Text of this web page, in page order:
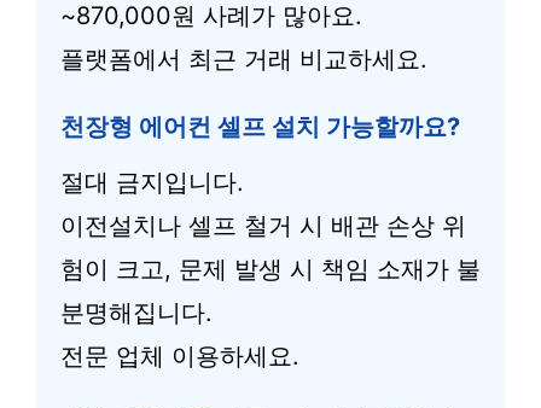
~870,000원 사례가 많아요.
플랫폼에서 최근 거래 비교하세요.
천장형 에어컨 셀프 설치 가능할까요?
절대 금지입니다.
이전설치나 셀프 철거 시 배관 손상 위
험이 크고, 문제 발생 시 책임 소재가 불
분명해집니다.
전문 업체 이용하세요.